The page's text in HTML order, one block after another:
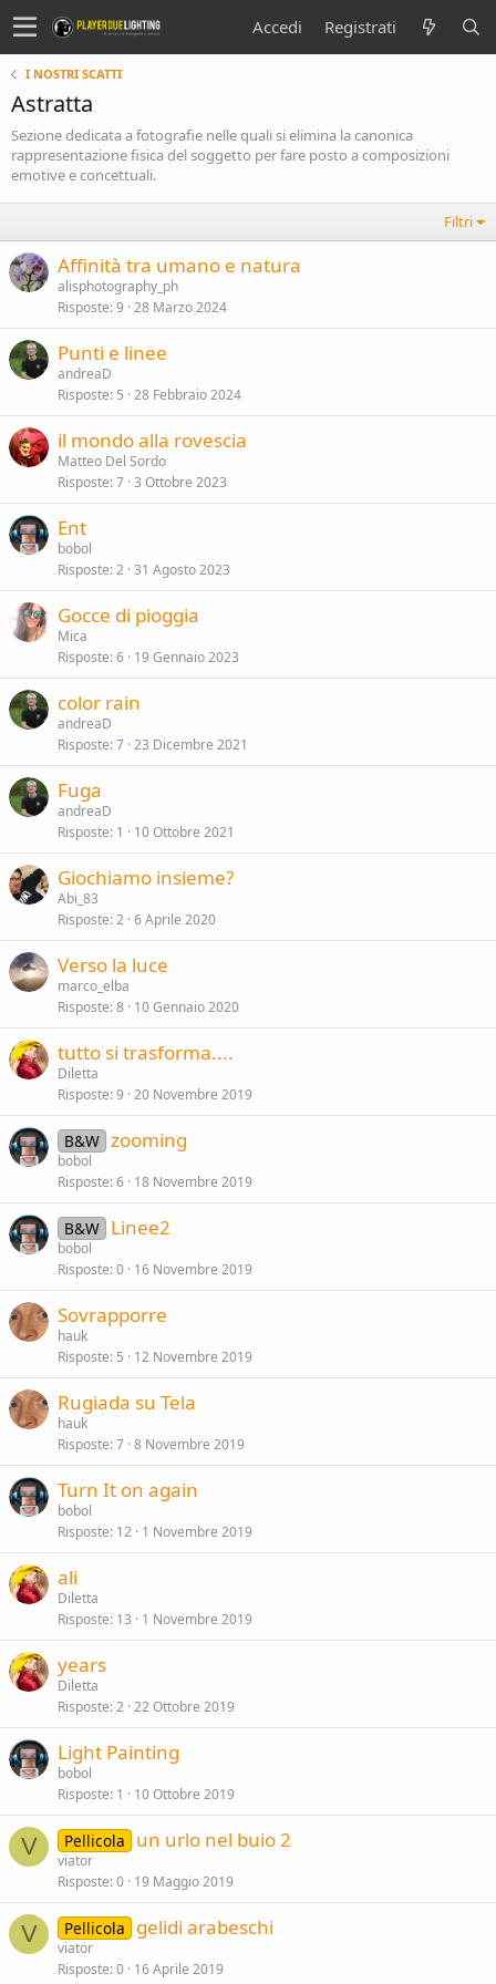
Accedi Registrati
I NOSTRI SCATTI
Astratta
Sezione dedicata a fotografie nelle quali si elimina la canonica
rappresentazione fisica del soggetto per fare posto a composizioni
emotive e concettuali.
Filtri
Affinità tra umano e natura
alisphotography_ph
Risposte 9 28 Marzo 2024
Punti e linee
andreaD
Risposte 5 28 Febbraio 2024
il mondo alla rovescia
Matteo Del Sordo
Risposte 7 3 Ottobre 2023
Ent
bobol
Risposte 2 31 Agosto 2023
Gocce di pioggia
Mica
Risposte 6 19 Gennaio 2023
color rain
andreaD
Risposte 7 23 Dicembre 2021
Fuga
andreaD
Risposte 1 10 Ottobre 2021
Giochiamo insieme?
Abi_83
Risposte 2 6 Aprile 2020
Verso la luce
marco_elba
Risposte 8 10 Gennaio 2020
tutto si trasforma....
Diletta
Risposte 9 20 Novembre 2019
B&W zooming
bobol
Risposte 6 18 Novembre 2019
B&W Linee2
bobol
Risposte 0 16 Novembre 2019
Sovrapporre
hauk
Risposte 5 12 Novembre 2019
Rugiada su Tela
hauk
Risposte 7 8 Novembre 2019
Turn It on again
bobol
Risposte 12 1 Novembre 2019
ali
Diletta
Risposte 13 1 Novembre 2019
years
Diletta
Risposte 2 22 Ottobre 2019
Light Painting
bobol
Risposte 1 10 Ottobre 2019
V Pellicola un urlo nel buio 2
viator
Risposte 0 19 Maggio 2019
V Pellicola gelidi arabeschi
viator
Risposte 0 16 Aprile 2019